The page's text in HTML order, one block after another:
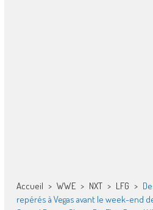
Accueil > WWE > NXT > LFG >
repérés à Vegas avant le week-end